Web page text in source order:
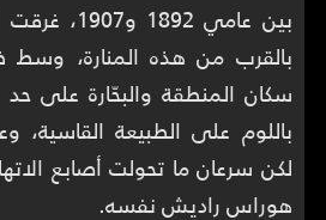
بالقرب من هذه المنارة،
سكان المنطقة والبحّارة على
باللوم على الطبيعة القاسية،
لكن سرعان ما تحولت أصابع
هوراس راديش نفسه.